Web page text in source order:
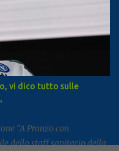
la scorsa estate,
al calciatore che avrebbe
ricevendo un no dal
da quando il campionato
l’ex azzurro non è mai
i compagni ma mai preso
gli tese la mano
trovare una sistemazione
vi dico tutto sulle
“A Pranzo con
dello staff sanitario della